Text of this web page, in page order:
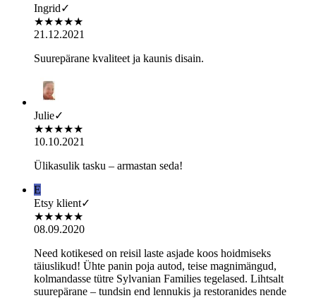
Ingrid✓
★★★★★
21.12.2021
Suurepärane kvaliteet ja kaunis disain.
Julie✓
★★★★★
10.10.2021
Ülikasulik tasku – armastan seda!
E
Etsy klient✓
★★★★★
08.09.2020
Need kotikesed on reisil laste asjade koos hoidmiseks
täiuslikud! Ühte panin poja autod, teise magnimängud,
kolmandasse tütre Sylvanian Families tegelased. Lihtsalt
suurepärane – tundsin end lennukis ja restoranides nende